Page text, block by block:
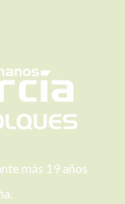
más 19 años